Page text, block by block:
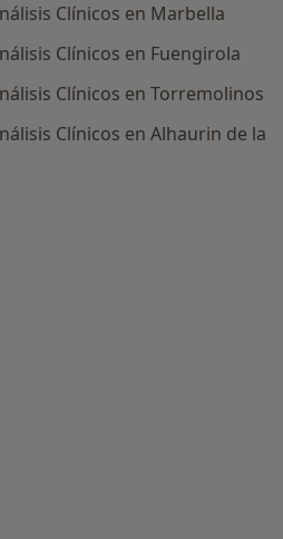
Clínicos en Marbella
Clínicos en Fuengirola
Clínicos en Torremolinos
Clínicos en Alhaurin de la